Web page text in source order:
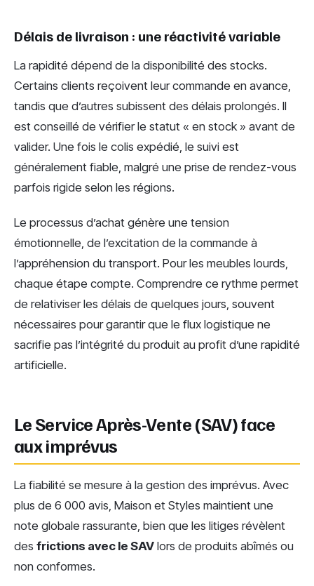
Délais de livraison : une réactivité variable
La rapidité dépend de la disponibilité des stocks.
Certains clients reçoivent leur commande en avance,
tandis que d’autres subissent des délais prolongés. Il
est conseillé de vérifier le statut « en stock » avant de
valider. Une fois le colis expédié, le suivi est
généralement fiable, malgré une prise de rendez-vous
parfois rigide selon les régions.
Le processus d’achat génère une tension
émotionnelle, de l’excitation de la commande à
l’appréhension du transport. Pour les meubles lourds,
chaque étape compte. Comprendre ce rythme permet
de relativiser les délais de quelques jours, souvent
nécessaires pour garantir que le flux logistique ne
sacrifie pas l’intégrité du produit au profit d’une rapidité
artificielle.
Le Service Après-Vente (SAV) face
aux imprévus
La fiabilité se mesure à la gestion des imprévus. Avec
plus de 6 000 avis, Maison et Styles maintient une
note globale rassurante, bien que les litiges révèlent
des frictions avec le SAV lors de produits abîmés ou
non conformes.